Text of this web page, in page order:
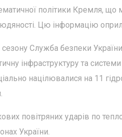
політики Кремля, що
Цю інформацію
Служба безпеки
інфраструктуру та
націлювалися на 11
повітряних ударів по
України.